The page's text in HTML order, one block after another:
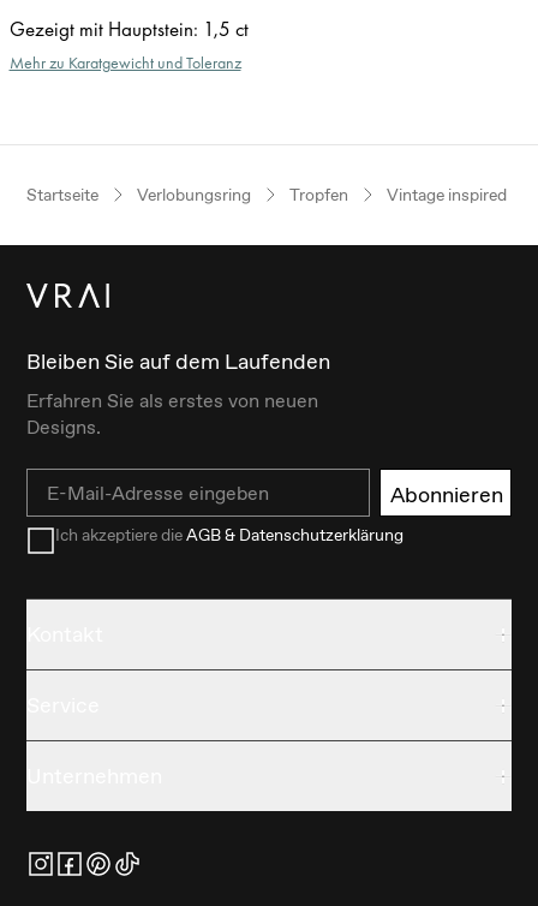
Gezeigt mit Hauptstein: 1,5 ct
Mehr zu Karatgewicht und Toleranz
Startseite Verlobungsring Tropfen Vintage inspired
Bleiben Sie auf dem Laufenden
Erfahren Sie als erstes von neuen
Designs.
Email Abonnieren
Ich akzeptiere dieAGB & Datenschutzerklärung